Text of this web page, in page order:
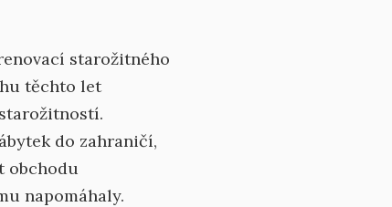
starožitného
těchto let
do zahraničí,
obchodu
napomáhaly.